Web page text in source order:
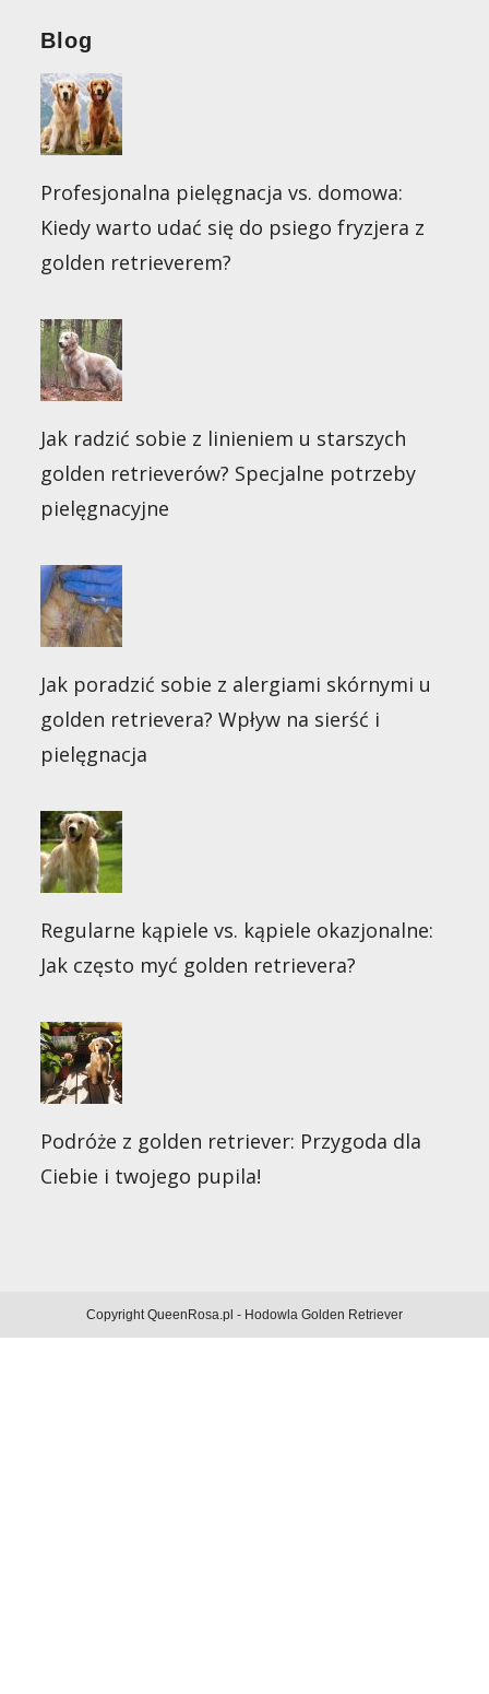
Blog
Profesjonalna pielęgnacja vs. domowa:
Kiedy warto udać się do psiego fryzjera z
golden retrieverem?
Jak radzić sobie z linieniem u starszych
golden retrieverów? Specjalne potrzeby
pielęgnacyjne
Jak poradzić sobie z alergiami skórnymi u
golden retrievera? Wpływ na sierść i
pielęgnacja
Regularne kąpiele vs. kąpiele okazjonalne:
Jak często myć golden retrievera?
Podróże z golden retriever: Przygoda dla
Ciebie i twojego pupila!
Copyright QueenRosa.pl - Hodowla Golden Retriever